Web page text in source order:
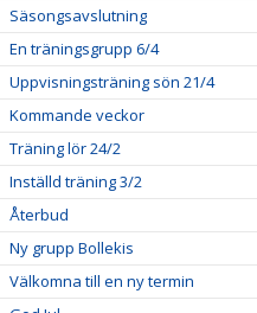
Säsongsavslutning
En träningsgrupp 6/4
Uppvisningsträning sön 21/4
Kommande veckor
Träning lör 24/2
Inställd träning 3/2
Återbud
Ny grupp Bollekis
Välkomna till en ny termin